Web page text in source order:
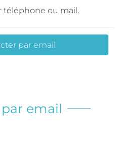
téléphone ou mail.
par email
email